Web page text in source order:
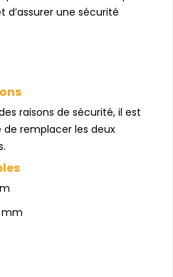
une sécurité
raisons de sécurité, il est
remplacer les deux
mm